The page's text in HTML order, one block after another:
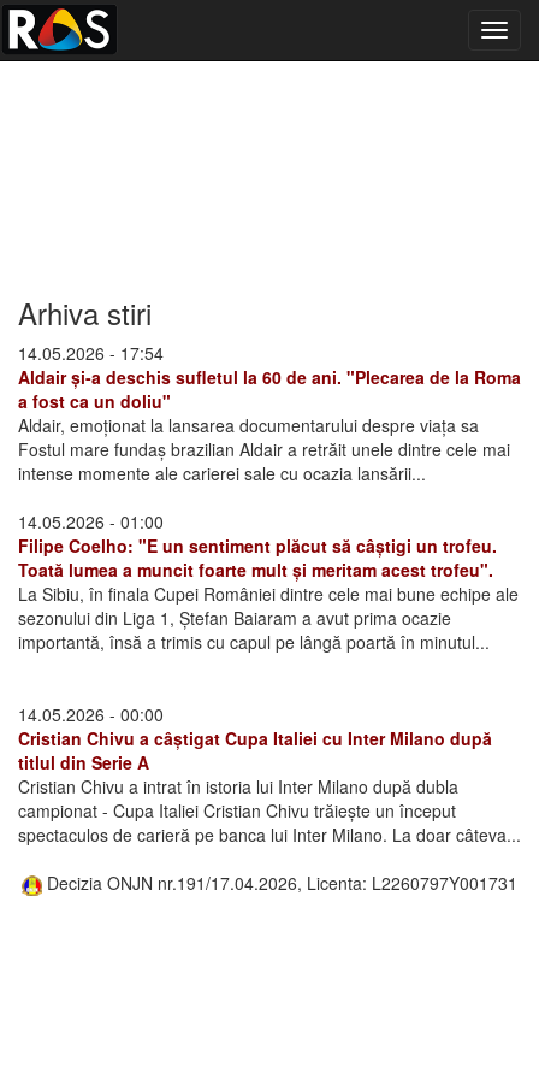
Arhiva stiri
14.05.2026 - 17:54
Aldair și-a deschis sufletul la 60 de ani. "Plecarea de la Roma
a fost ca un doliu"
Aldair, emoționat la lansarea documentarului despre viața sa
Fostul mare fundaș brazilian Aldair a retrăit unele dintre cele mai
intense momente ale carierei sale cu ocazia lansării...
14.05.2026 - 01:00
Filipe Coelho: "E un sentiment plăcut să câștigi un trofeu.
Toată lumea a muncit foarte mult și meritam acest trofeu".
La Sibiu, în finala Cupei României dintre cele mai bune echipe ale
sezonului din Liga 1, Ștefan Baiaram a avut prima ocazie
importantă, însă a trimis cu capul pe lângă poartă în minutul...
14.05.2026 - 00:00
Cristian Chivu a câștigat Cupa Italiei cu Inter Milano după
titlul din Serie A
Cristian Chivu a intrat în istoria lui Inter Milano după dubla
campionat - Cupa Italiei Cristian Chivu trăiește un început
spectaculos de carieră pe banca lui Inter Milano. La doar câteva...
Decizia ONJN nr.191/17.04.2026, Licenta: L2260797Y001731